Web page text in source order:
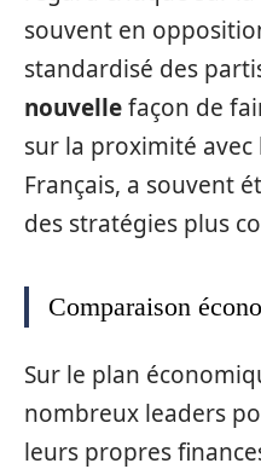
souvent en
standardisé des
nouvellefaçon de
sur la proximité
Français, a souvent
des stratégies plus
Comparaison
Sur le plan
nombreux leaders
leurs propres